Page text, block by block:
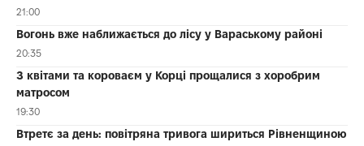
21:00
Вогонь вже наближається до лісу у Вараському районі
20:35
З квітами та короваєм у Корці прощалися з хоробрим
матросом
19:30
Втретє за день: повітряна тривога шириться Рівненщиною